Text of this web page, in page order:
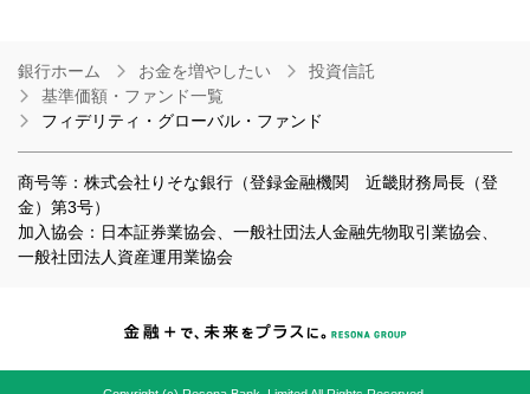
銀行ホーム お金を増やしたい
投資信託
基準価額・ファンド一覧
フィデリティ・グローバル・ファンド
商号等：株式会社りそな銀行（登録金融機関 近畿財務局長（登
金）第3号）
加入協会：日本証券業協会、一般社団法人金融先物取引業協会、
一般社団法人資産運用業協会